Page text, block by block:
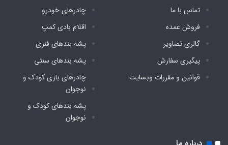
فوم طبی پشت صندلی
دارد
تماس با ما
فروش عمده
گالری تصاویر
پیگیری سفارش
قوانین و مقررات وبسایت
چادرهای خودرو
اقلام بادی کمپ
پشه‌ بندهای فنری
پشه‌ بندهای سنتی
چادرهای بازی کودک و
نوجوان
پشه‌ بندهای کودک و
نوجوان